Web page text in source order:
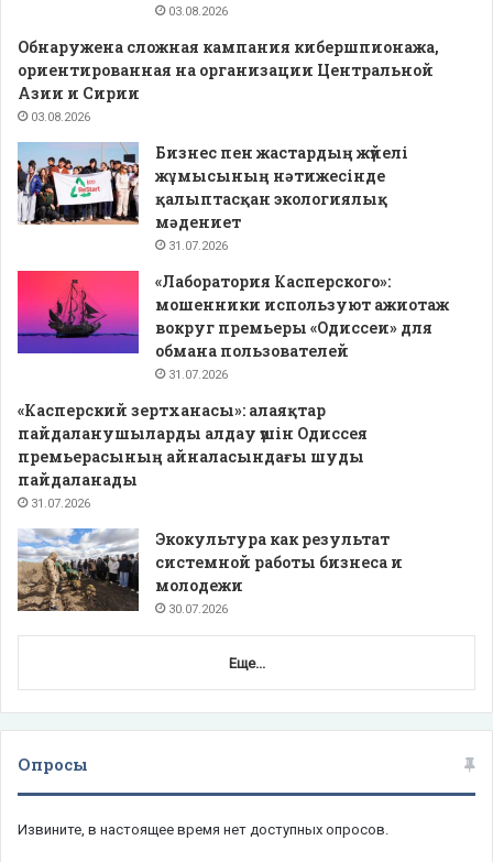
03.08.2026
Обнаружена сложная кампания кибершпионажа,
ориентированная на организации Центральной
Азии и Сирии
03.08.2026
Бизнес пен жастардың жүйелі
жұмысының нәтижесінде
қалыптасқан экологиялық
мәдениет
31.07.2026
«Лаборатория Касперского»:
мошенники используют ажиотаж
вокруг премьеры «Одиссеи» для
обмана пользователей
31.07.2026
«Касперский зертханасы»: алаяқтар
пайдаланушыларды алдау үшін Одиссея
премьерасының айналасындағы шуды
пайдаланады
31.07.2026
Экокультура как результат
системной работы бизнеса и
молодежи
30.07.2026
Еще...
Опросы
Извините, в настоящее время нет доступных опросов.